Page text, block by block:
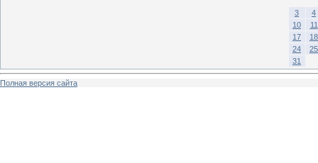
3
4
10
11
17
18
24
25
31
Полная версия сайта